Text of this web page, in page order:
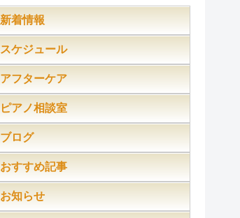
新着情報
スケジュール
アフターケア
ピアノ相談室
ブログ
おすすめ記事
お知らせ